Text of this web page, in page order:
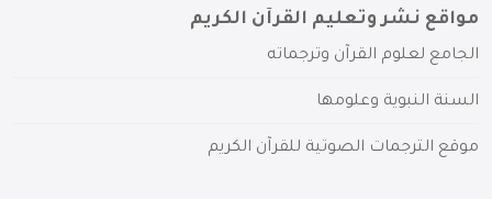
مواقع نشر وتعليم القرآن الكريم
الجامع لعلوم القرآن وترجماته
السنة النبوية وعلومها
موقع الترجمات الصوتية للقرآن الكريم